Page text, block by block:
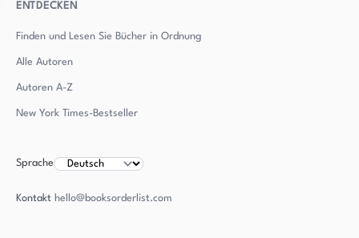
ENTDECKEN
Finden und Lesen Sie Bücher in Ordnung
Alle Autoren
Autoren A-Z
New York Times-Bestseller
Sprache
Kontakt hello@booksorderlist.com